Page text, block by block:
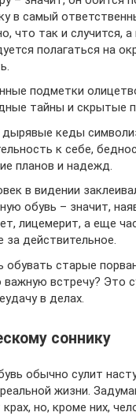
в самый
что так и случится,
полагаться на
подметки
тайны и скрытые
дырявые кеды
к себе,
планов и надежд.
в видении
обувь – значит,
лицемерит, а еще
за действительное.
обувать старые
встречу? Это
в делах.
соннику
обычно сулит
жизни.
но, кроме них,